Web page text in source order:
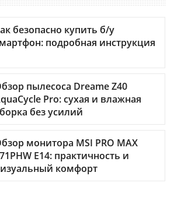
безопасно купить б/у
подробная инструкция
пылесоса Dreame Z40
Pro: сухая и влажная
без усилий
монитора MSI PRO MAX
E14: практичность и
комфорт